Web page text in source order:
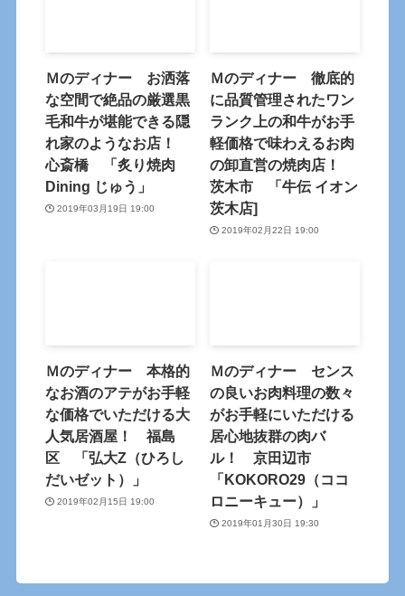
Ｍのディナー お洒落
な空間で絶品の厳選黒
毛和牛が堪能できる隠
れ家のようなお店！
心斎橋 「炙り焼肉
Dining じゅう」
2019年03月19日 19:00
Ｍのディナー 徹底的
に品質管理されたワン
ランク上の和牛がお手
軽価格で味わえるお肉
の卸直営の焼肉店！
茨木市 「牛伝 イオン
茨木店]
2019年02月22日 19:00
Ｍのディナー 本格的
なお酒のアテがお手軽
な価格でいただける大
人気居酒屋！ 福島
区 「弘大Z（ひろし
だいゼット）」
2019年02月15日 19:00
Ｍのディナー センス
の良いお肉料理の数々
がお手軽にいただける
居心地抜群の肉バ
ル！ 京田辺市
「KOKORO29（ココ
ロニーキュー）」
2019年01月30日 19:30